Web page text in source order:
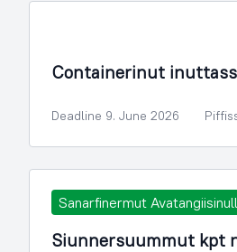
Containerinut
Deadline 9. June 2026
Sanarfinermut
Siunnersuummut kpt